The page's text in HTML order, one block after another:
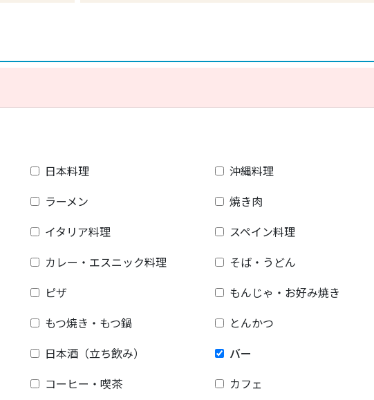
日本料理 沖縄料理
ラーメン 焼き肉
イタリア料理 スペイン料理
カレー・エスニック料理 そば・うどん
ピザ もんじゃ・お好み焼き
もつ焼き・もつ鍋 とんかつ
日本酒（立ち飲み） バー
コーヒー・喫茶 カフェ